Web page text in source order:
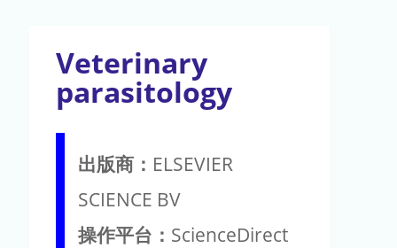
Veterinary
parasitology
出版商： ELSEVIER
SCIENCE BV
操作平台： ScienceDirect